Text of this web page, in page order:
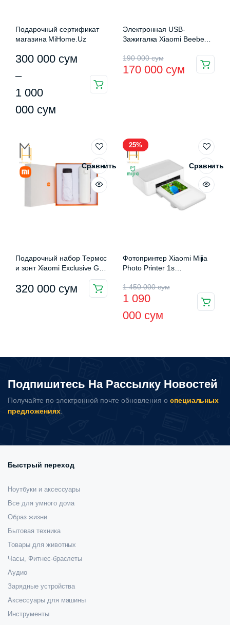
Подарочный сертификат
магазина MiHome.Uz
300 000 сум
–
1 000
000 сум
Диапазон
цен:
300
000 сум
1
000
000 сум
Этот
имеет
Опции
можно
выбрать
Электронная USB-
Зажигалка Xiaomi Beebest
190 000сум
Первоначальная
цена
170 000 сум
Текущая
цена:
Сравнить
Подарочный набор Термос
и зонт Xiaomi Exclusive Gift
Box (C496-38A+ RUM501)
320 000 сум
25%
Сравнить
Фотопринтер Xiaomi Mijia
Photo Printer 1s
1 450 000сум
Первоначальная
цена
составляла
450
1 090
000 сум
Текущая
цена:
1
000 сум.
Подпишитесь На Рассылку Новостей
Получайте по электронной почте обновления о специальных
предложениях.
Быстрый переход
Ноутбуки и аксессуары
Все для умного дома
Образ жизни
Бытовая техника
Товары для животных
Часы, Фитнес-браслеты
Аудио
Зарядные устройства
Аксессуары для машины
Инструменты